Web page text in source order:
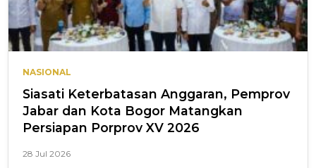
NASIONAL
Siasati Keterbatasan Anggaran, Pemprov
Jabar dan Kota Bogor Matangkan
Persiapan Porprov XV 2026
28 Jul 2026